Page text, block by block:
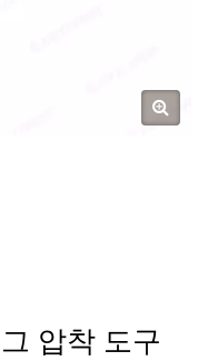
압착 도구